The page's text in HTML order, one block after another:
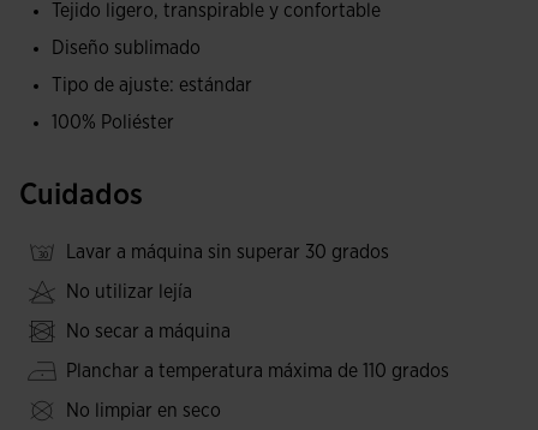
cremallera en el pantalón aseguran que puedas guardar tus
objetos personales con facilidad y seguridad.
Confeccionado en tejido de calidad, ligero, transpirable y
resistente, este conjunto es ideal para ofrecerte el máximo
actividades cotidianas, todo mientras disfrutas de la
Logotipo de Joma bordado.
Tejido ligero, transpirable y confortable
Diseño sublimado
Tipo de ajuste: estándar
100% Poliéster
Cuidados
Lavar a máquina sin superar 30 grados
No utilizar lejía
No secar a máquina
Planchar a temperatura máxima de 110 grados
No limpiar en seco